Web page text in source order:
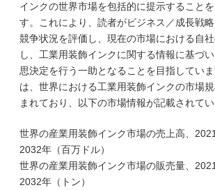
インクの世界市場を包括的に提示すること
す。これにより、読者がビジネス／成長戦
競争状況を評価し、現在の市場における自
し、工業用装飾インクに関する情報に基づ
思決定を行う一助となることを目指してい
は、世界における工業用装飾インクの市場
まれており、以下の市場情報が記載されてい
世界の産業用装飾インク市場の売上高、
2032年（百万ドル）
世界の産業用装飾インク市場の販売量、
2032年（トン）